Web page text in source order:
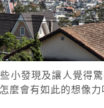
小發現及讓人覺得
會有如此的想像力